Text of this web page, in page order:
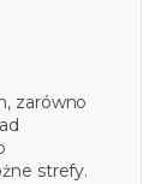
zarówno
strefy.